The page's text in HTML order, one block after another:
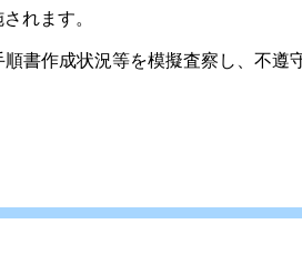
れます。
順書作成状況等を模擬査察し、不遵